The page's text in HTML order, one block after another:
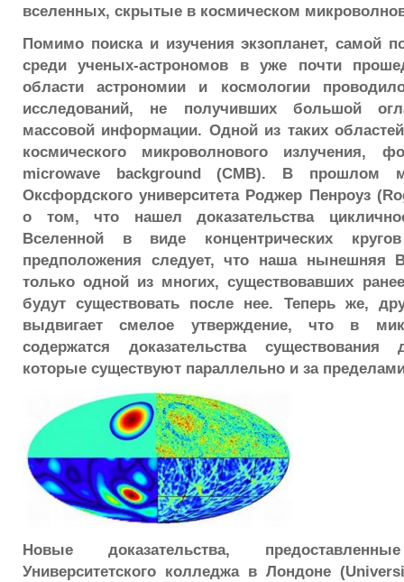
вселенных, скрытые в космическом
Помимо поиска и изучения экзопланет, самой
среди ученых-астрономов в уже почти
области астрономии и космологии
исследований, не получивших большой
массовой информации. Одной из таких
космического микроволнового излучения,
microwave background (CMB). В прошлом
Оксфордского университета Роджер Пенроуз
о том, что нашел доказательства
Вселенной в виде концентрических
предположения следует, что наша нынешняя
только одной из многих, существовавших
будут существовать после нее. Теперь же,
выдвигает смелое утверждение, что в
содержатся доказательства существования
которые существуют параллельно и за
Новые доказательства,
Университетского колледжа в Лондоне